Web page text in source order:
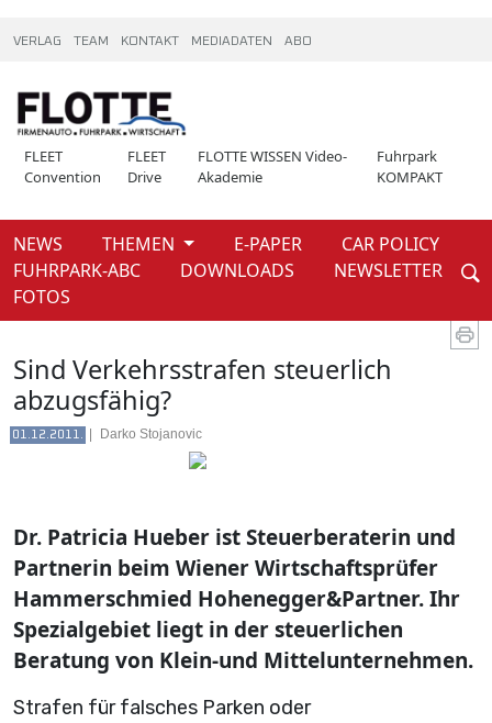
VERLAG TEAM KONTAKT MEDIADATEN ABO
FLEET
Convention
FLEET
Drive
FLOTTE WISSEN Video-
Akademie
Fuhrpark
KOMPAKT
NEWS THEMEN E-PAPER
CAR POLICY
FUHRPARK-ABC
DOWNLOADS
NEWSLETTER
FOTOS
Weiter
News
Sind Verkehrsstrafen steuerlich
abzugsfähig?
01.12.2011. Darko Stojanovic
Dr. Patricia Hueber ist Steuerberaterin und
Partnerin beim Wiener Wirtschaftsprüfer
Hammerschmied Hohenegger&Partner. Ihr
Spezialgebiet liegt in der steuerlichen
Beratung von Klein-und Mittelunternehmen.
Strafen für falsches Parken oder